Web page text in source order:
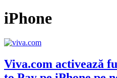
iPhone
Viva.com activează